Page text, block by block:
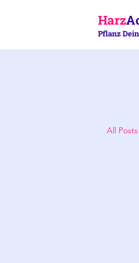
Pflanz
Harz
All Posts